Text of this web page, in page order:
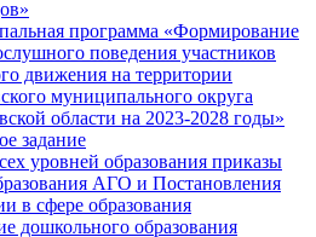
программа «Формирование
поведения участников
движения на территории
муниципального округа
области на 2023-2028 годы»
задание
уровней образования приказы
АГО и Постановления
в сфере образования
дошкольного образования